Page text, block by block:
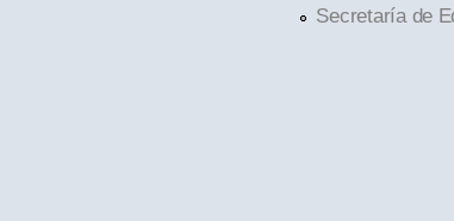
Secretaría de